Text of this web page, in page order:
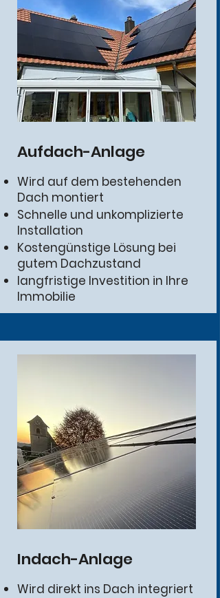
Aufdach-Anlage
Wird auf dem bestehenden
Dach montiert
Schnelle und unkomplizierte
Installation
Kostengünstige Lösung bei
gutem Dachzustand
langfristige Investition in Ihre
Immobilie
Indach-Anlage
Wird direkt ins Dach integriert